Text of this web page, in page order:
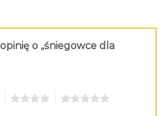
o „śniegowce dla